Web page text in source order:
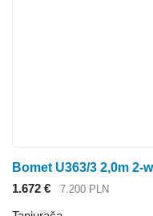
Bomet U363/3 2,0m 2-
1.672 €
7.200 PLN